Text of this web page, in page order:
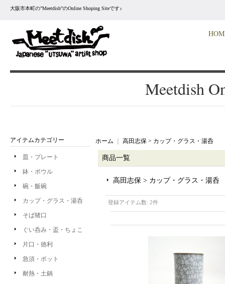
大阪市本町の”Meetdish”のOnline Shoping Siteです♪
Meetdish
アイテムカテゴリー
皿・プレート
鉢・ボウル
碗・飯碗
カップ・グラス・湯呑
そば猪口
ぐい呑み・盃・ちょこ
片口・徳利
急須・ポット
耐熱・土鍋
ホーム 高田志保 > カップ・グラス・湯呑
商品一覧
高田志保 > カップ・グラス・湯呑
登録アイテム数: 2件